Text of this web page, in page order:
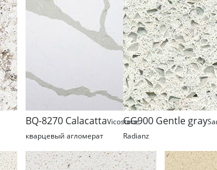
BQ-8270 CalacattaVicostone
кварцевый агломерат
GG900 Gentle gray
Radianz